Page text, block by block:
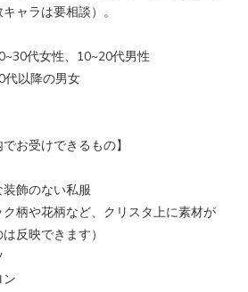
ャラは要相談）。
代女性、10~20代男性
以降の男女
でお受けできるもの】
装飾のない私服
ク柄や花柄など、クリスタ上に素材が
反映できます）
ン